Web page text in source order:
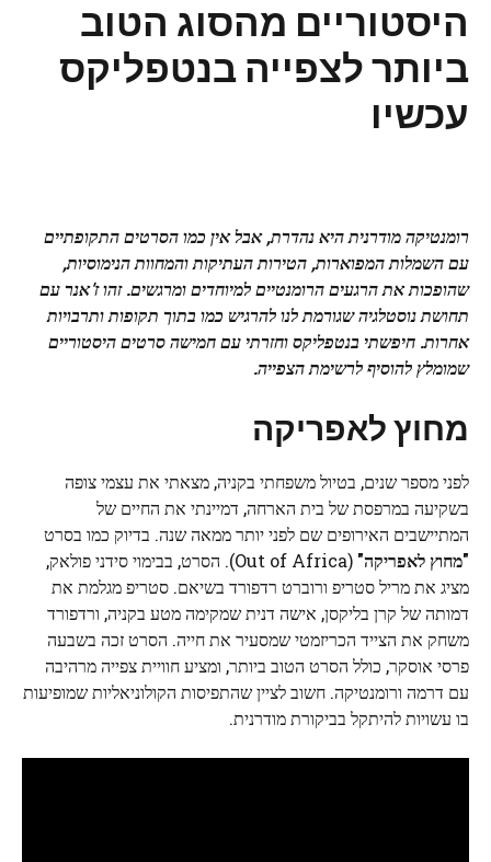
היסטוריים מהסוג הטוב
ביותר לצפייה בנטפליקס
עכשיו
רומנטיקה מודרנית היא נהדרת, אבל אין כמו הסרטים התקופתיים
עם השמלות המפוארות, הטירות העתיקות והמחוות הנימוסיות,
שהופכות את הרגעים הרומנטיים למיוחדים ומרגשים. זהו ז'אנר עם
תחושת נוסטלגיה שגורמת לנו להרגיש כמו בתוך תקופות ותרבויות
אחרות. חיפשתי בנטפליקס וחזרתי עם חמישה סרטים היסטוריים
שמומלץ להוסיף לרשימת הצפייה.
מחוץ לאפריקה
לפני מספר שנים, בטיול משפחתי בקניה, מצאתי את עצמי צופה
בשקיעה במרפסת של בית הארחה, דמיינתי את החיים של
המתיישבים האירופים שם לפני יותר ממאה שנה. בדיוק כמו בסרט
"מחוץ לאפריקה"
(Out of Africa). הסרט, בבימוי סידני פולאק,
מציג את מריל סטריפ ורוברט רדפורד בשיאם. סטריפ מגלמת את
דמותה של קרן בליקסן, אישה דנית שמקימה מטע בקניה, ורדפורד
משחק את הצייד הכריזמטי שמסעיר את חייה. הסרט זכה בשבעה
פרסי אוסקר, כולל הסרט הטוב ביותר, ומציע חוויית צפייה מרהיבה
עם דרמה ורומנטיקה. חשוב לציין שהתפיסות הקולוניאליות שמופיעות
בו עשויות להיתקל בביקורת מודרנית.